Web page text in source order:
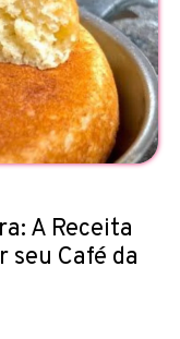
A Receita
seu Café da